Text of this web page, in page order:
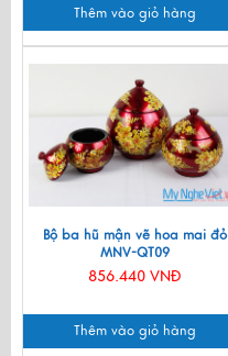
Thêm vào giỏ hàng
Bộ ba hũ mận vẽ hoa mai đỏ
MNV-QT09
856.440 VNĐ
Thêm vào giỏ hàng